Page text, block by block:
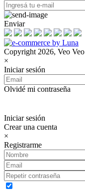
Enviar
Copyright 2026, Veo Veo
×
Iniciar sesión
Olvidé mi contraseña
Iniciar sesión
Crear una cuenta
×
Registrarme